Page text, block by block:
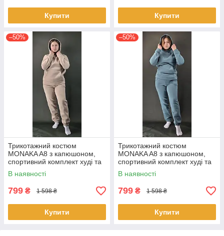
Купити Купити
–50%
Трикотажний костюм
MONAKA A8 з капюшоном,
спортивний комплект худі та
штани, турецький трикотаж,
розмір S/M Бежевий
В наявності
799 ₴ 1 598 ₴
Купити
–50%
Трикотажний костюм
MONAKA A8 з капюшоном,
спортивний комплект худі та
штани, турецький трикотаж,
розмір S/M Блакитний
В наявності
799 ₴ 1 598 ₴
Купити